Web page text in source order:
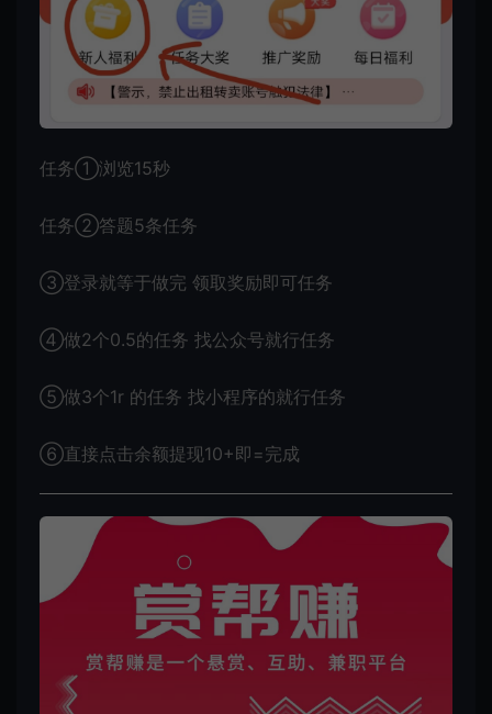
任务①浏览15秒
任务②答题5条任务
③登录就等于做完 领取奖励即可任务
④做2个0.5的任务 找公众号就行任务
⑤做3个1r 的任务 找小程序的就行任务
⑥直接点击余额提现10+即=完成